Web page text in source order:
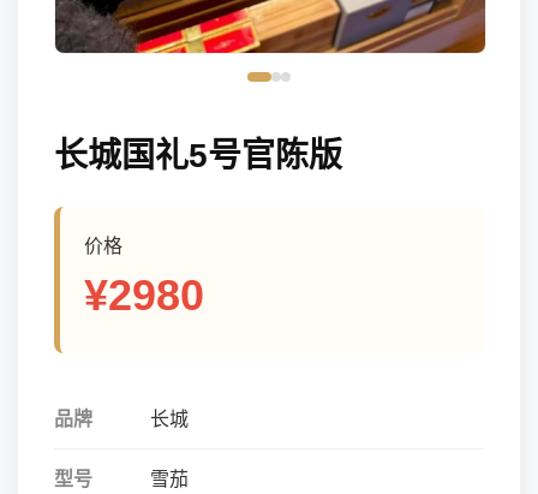
长城国礼5号官陈版
价格
¥2980
品牌 长城
型号 雪茄